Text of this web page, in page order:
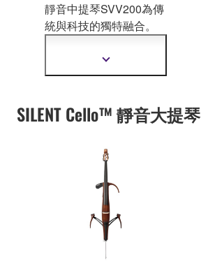
靜音中提琴SVV200為傳
統與科技的獨特融合。
外，還有傳統小提琴的
聲音與演奏性。
顯
示
資
SILENT Cello™ 靜音大提琴